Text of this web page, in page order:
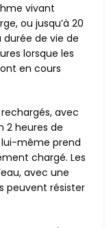
vivant
ou jusqu’à 20
durée de vie de
lorsque les
en cours
avec
2 heures de
lui-même prend
chargé. Les
avec une
peuvent résister